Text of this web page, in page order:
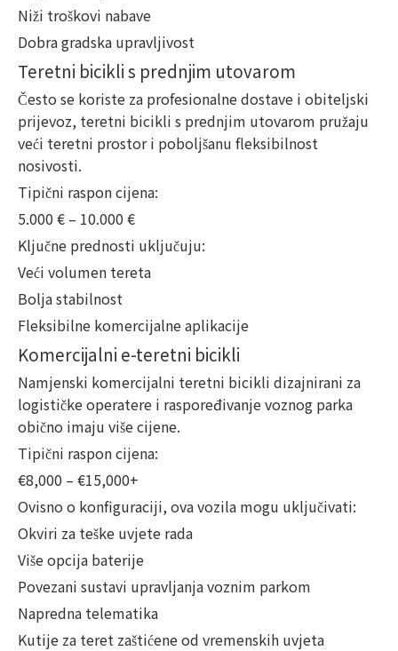
Niži troškovi nabave
Dobra gradska upravljivost
Teretni bicikli s prednjim utovarom
Često se koriste za profesionalne dostave i obiteljski
prijevoz, teretni bicikli s prednjim utovarom pružaju
veći teretni prostor i poboljšanu fleksibilnost
nosivosti.
Tipični raspon cijena:
5.000 € – 10.000 €
Ključne prednosti uključuju:
Veći volumen tereta
Bolja stabilnost
Fleksibilne komercijalne aplikacije
Komercijalni e-teretni bicikli
Namjenski komercijalni teretni bicikli dizajnirani za
logističke operatere i raspoređivanje voznog parka
obično imaju više cijene.
Tipični raspon cijena:
€8,000 – €15,000+
Ovisno o konfiguraciji, ova vozila mogu uključivati:
Okviri za teške uvjete rada
Više opcija baterije
Povezani sustavi upravljanja voznim parkom
Napredna telematika
Kutije za teret zaštićene od vremenskih uvjeta